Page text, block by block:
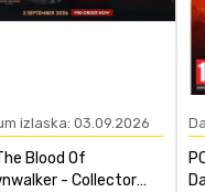
izlaska: 03.09.2026
Blood Of
- Collector